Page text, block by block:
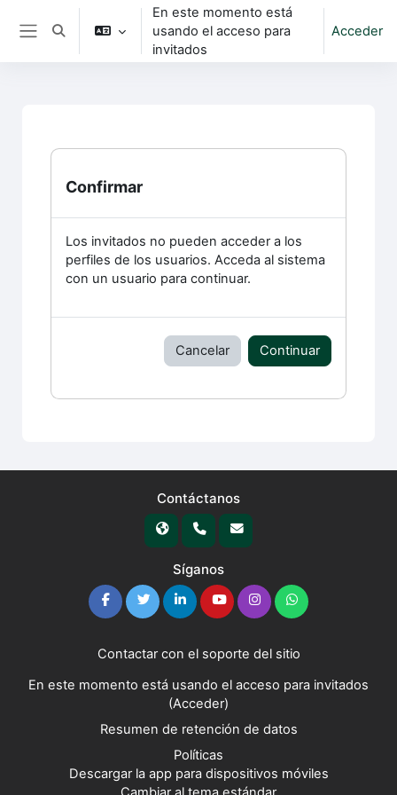
Salta al contenido principal
Selector de búsqueda de entrada
En este momento está
usando el acceso para
invitados
Acceder
Confirmar
Los invitados no pueden acceder a los
perfiles de los usuarios. Acceda al sistema
con un usuario para continuar.
Cancelar Continuar
Contáctanos
Síganos
Contactar con el soporte del sitio
En este momento está usando el acceso para invitados
(Acceder)
Resumen de retención de datos
Políticas
Descargar la app para dispositivos móviles